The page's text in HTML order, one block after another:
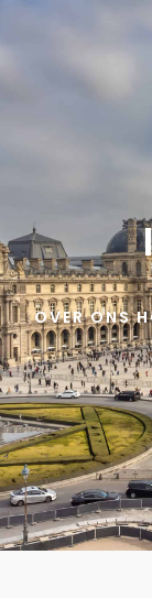
OVER ONS